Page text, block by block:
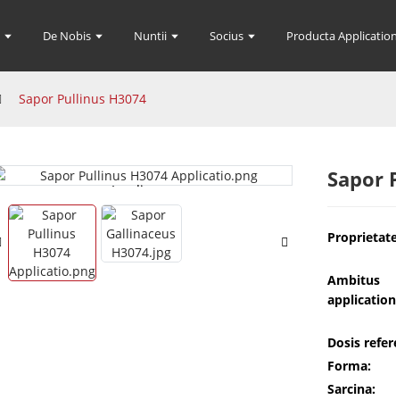
De Nobis Nuntii Socius Producta
Sapor Pullinus H3074
Loading...
Loading... Sapor
Ambitus
Dosis
Forma:
Sarcina: